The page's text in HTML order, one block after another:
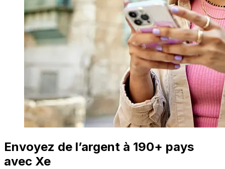
Envoyez de l’argent à 190+ pays
avec Xe